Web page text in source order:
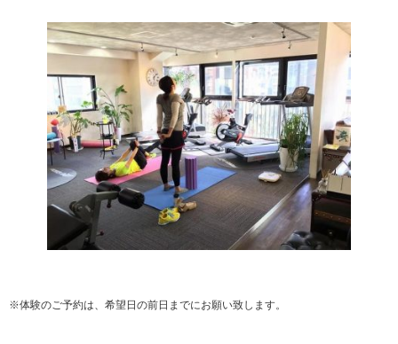
※体験のご予約は、希望日の前日までにお願い致します。